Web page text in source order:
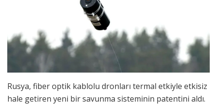
Rusya, fiber optik kablolu dronları termal etkiyle etkisiz
hale getiren yeni bir savunma sisteminin patentini aldı.